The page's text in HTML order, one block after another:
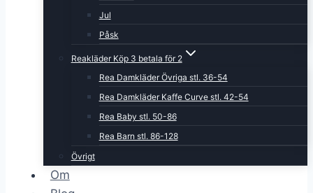
Jul
Påsk
Reakläder Köp 3 betala för 2
Rea Damkläder Övriga stl. 36-54
Rea Damkläder Kaffe Curve stl. 42-54
Rea Baby stl. 50-86
Rea Barn stl. 86-128
Övrigt
Om